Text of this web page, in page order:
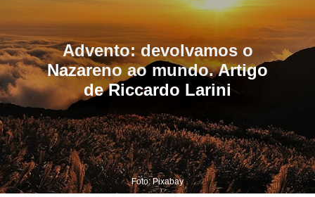
Advento: devolvamos o
Nazareno ao mundo. Artigo
de Riccardo Larini
Foto: Pixabay